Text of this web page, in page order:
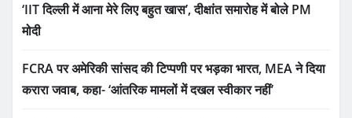
‘IIT दिल्ली में आना मेरे लिए बहुत खास’, दीक्षांत समारोह में बोले PM
मोदी
FCRA पर अमेरिकी सांसद की टिप्पणी पर भड़का भारत, MEA ने दिया
करारा जवाब, कहा- ‘आंतरिक मामलों में दखल स्वीकार नहीं’